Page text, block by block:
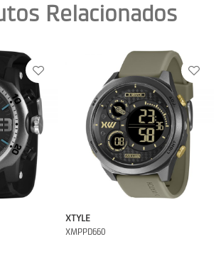
Relacionados
XTYLE
XMPPD660